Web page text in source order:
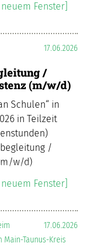
Fenster]
17.06.2026
/
(m/w/d)
Schulen“ in
in Teilzeit
/
w/d)
Fenster]
17.06.2026
Main-Taunus-Kreis